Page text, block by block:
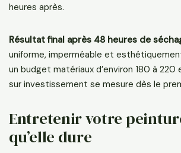
heures après.
Résultat final après 48 heures de
uniforme, imperméable et
un budget matériaux d’environ 180 à 220
sur investissement se mesure dès le
Entretenir votre
qu’elle dure